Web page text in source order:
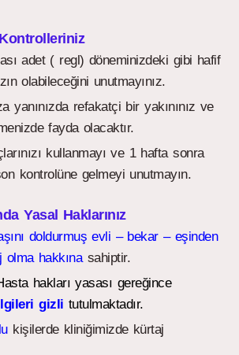
adet ( regl) döneminizdeki gibi hafif
olabileceğini unutmayınız.
yanınızda refakatçi bir yakınınız ve
fayda olacaktır.
kullanmayı ve 1 hafta sonra
kontrolüne gelmeyi unutmayın.
Yasal Haklarınız
doldurmuş evli – bekar – eşinden
olma hakkınasahiptir.
hakları yasası gereğince
gizli tutulmaktadır.
kişilerde kliniğimizde kürtaj